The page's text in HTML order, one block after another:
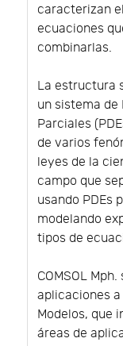
caracterizan
ecuaciones
combinarlas.
La estructura
un sistema de
Parciales
de varios
leyes de la
campo que
usando PDEs
modelando
tipos de
COMSOL
aplicaciones
Modelos, que
áreas de